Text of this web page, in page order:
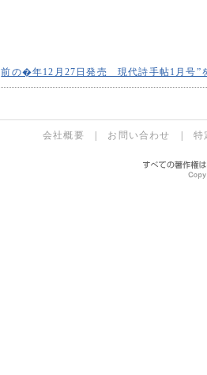
前の�年12月27日発売 現代詩手帖1月号”
会社概要 お問い合わせ |特